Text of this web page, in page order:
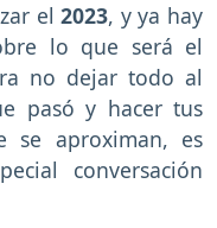
el2023, y ya hay
lo que será el
no dejar todo al
pasó y hacer tus
se aproximan, es
conversación